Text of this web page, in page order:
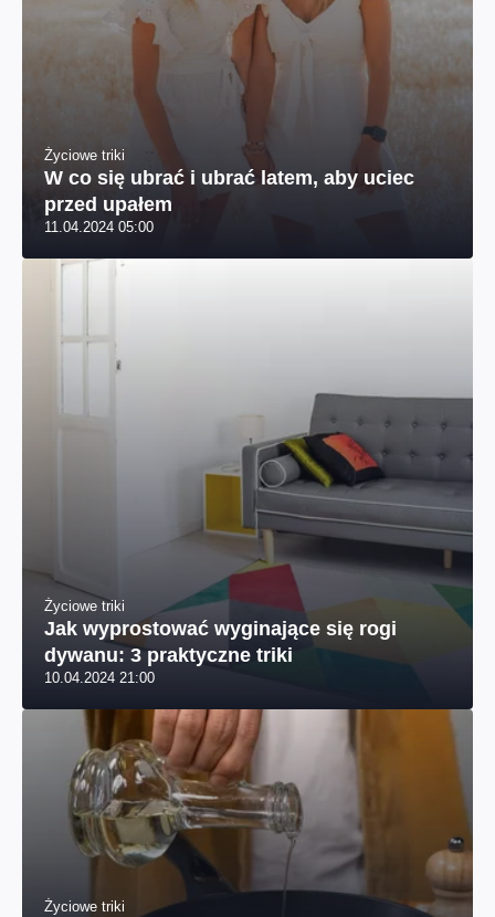
Życiowe triki
W co się ubrać i ubrać latem, aby uciec
przed upałem
11.04.2024 05:00
Życiowe triki
Jak wyprostować wyginające się rogi
dywanu: 3 praktyczne triki
10.04.2024 21:00
Życiowe triki